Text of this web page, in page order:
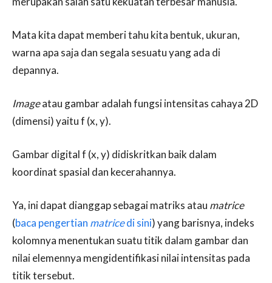
Mata kita dapat memberi tahu kita bentuk, ukuran,
warna apa saja dan segala sesuatu yang ada di
depannya.
Imageatau gambar adalah fungsi intensitas cahaya 2D
(dimensi) yaitu f (x, y).
Gambar digital f (x, y) didiskritkan baik dalam
koordinat spasial dan kecerahannya.
Ya, ini dapat dianggap sebagai matriks atau matrice
(baca pengertian matricedi sini) yang barisnya, indeks
kolomnya menentukan suatu titik dalam gambar dan
nilai elemennya mengidentifikasi nilai intensitas pada
titik tersebut.